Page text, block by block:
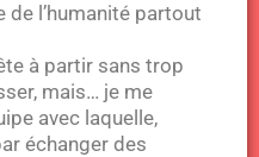
de l’humanité partout
à partir sans trop
mais… je me
avec laquelle,
échanger des